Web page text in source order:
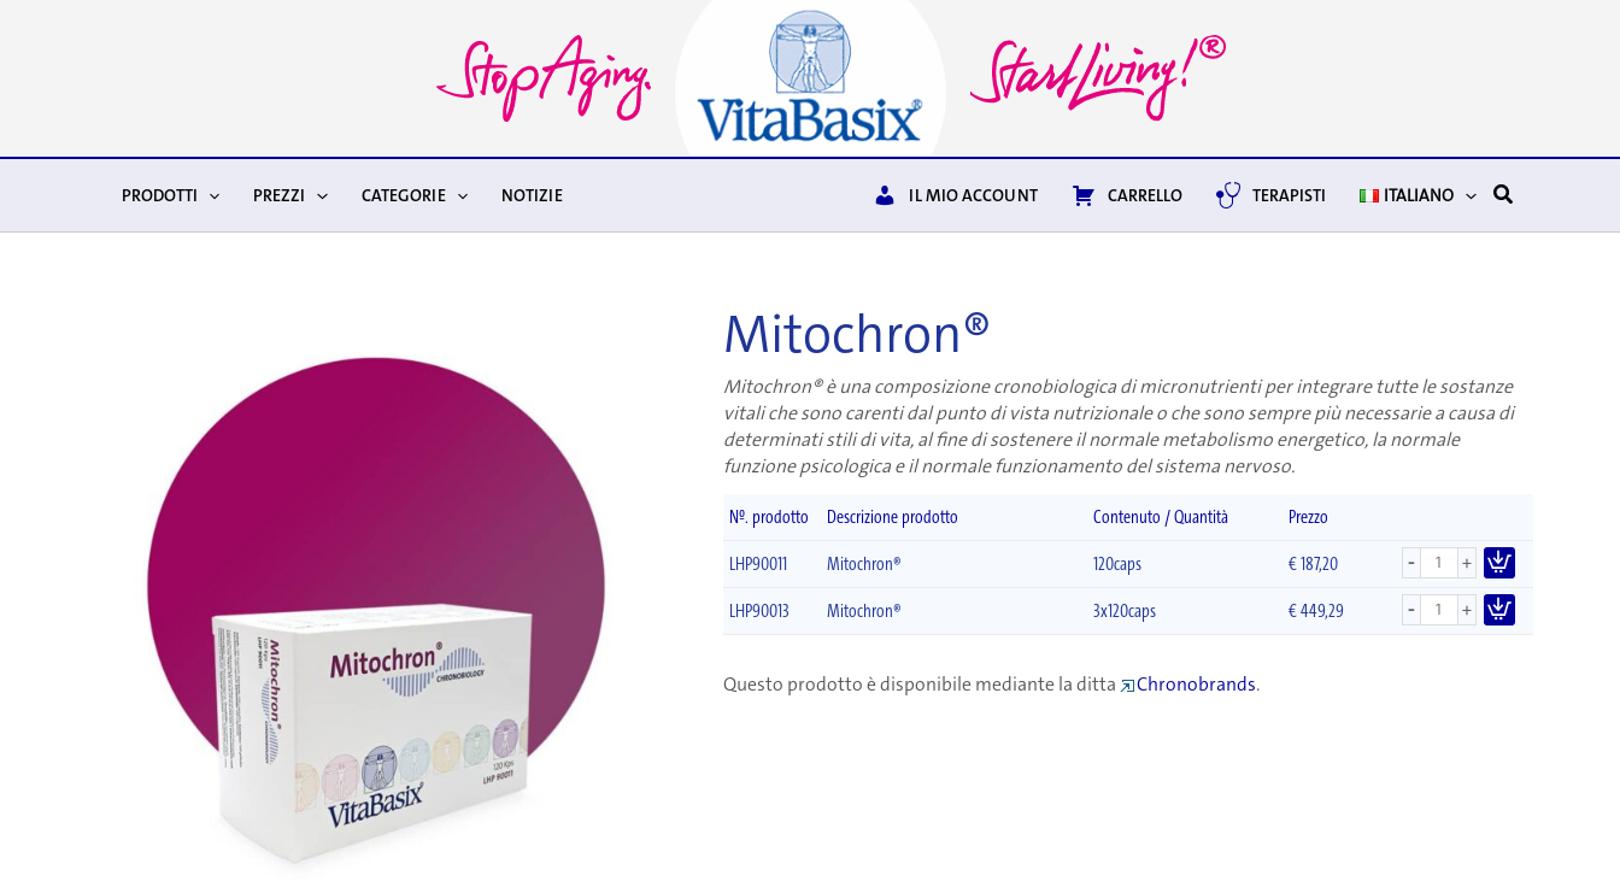
PRODOTTI PREZZI CATEGORIE NOTIZIE IL MIO ACCOUNT CARRELLO TERAPISTI ITALIANO Cerca
Mitochron®
Mitochron® è una composizione cronobiologica di micronutrienti per integrare tutte le sostanze
vitali che sono carenti dal punto di vista nutrizionale o che sono sempre più necessarie a causa di
determinati stili di vita, al fine di sostenere il normale metabolismo energetico, la normale
funzione psicologica e il normale funzionamento del sistema nervoso.
Nº. prodotto Descrizione prodotto Contenuto / Quantità
Prezzo
LHP90011
Mitochron® 120caps €187,20 - +
LHP90013 Mitochron® 3x120caps €449,29 - +
Questo prodotto è disponibile mediante la ditta Chronobrands.